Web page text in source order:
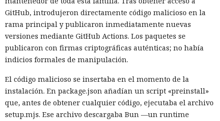
GitHub, introdujeron directamente código malicioso en la
rama principal y publicaron inmediatamente nuevas
versiones mediante GitHub Actions. Los paquetes se
publicaron con firmas criptográficas auténticas; no había
indicios formales de manipulación.
El código malicioso se insertaba en el momento de la
instalación. En package.json añadían un script «preinstall»
que, antes de obtener cualquier código, ejecutaba el archivo
setup.mjs. Ese archivo descargaba Bun —un runtime